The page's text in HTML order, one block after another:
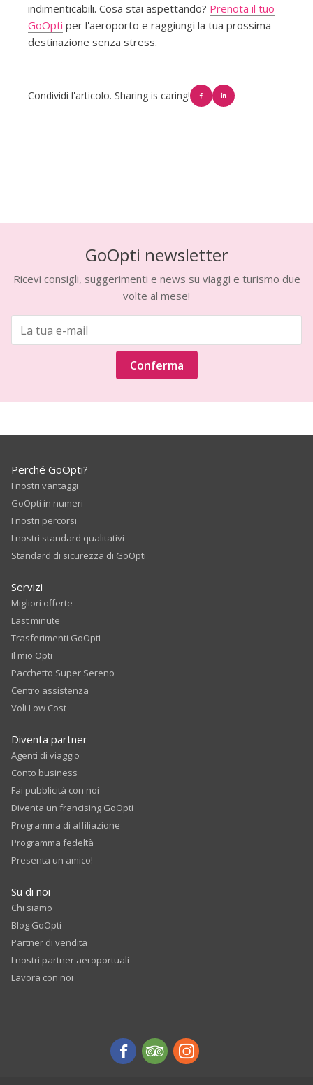
indimenticabili. Cosa stai aspettando? Prenota il tuo
GoOpti per l'aeroporto e raggiungi la tua prossima
destinazione senza stress.
Condividi l'articolo. Sharing is caring!
GoOpti newsletter
Ricevi consigli, suggerimenti e news su viaggi e turismo due
volte al mese!
Conferma
Perché GoOpti?
I nostri vantaggi
GoOpti in numeri
I nostri percorsi
I nostri standard qualitativi
Standard di sicurezza di GoOpti
Servizi
Migliori offerte
Last minute
Trasferimenti GoOpti
Il mio Opti
Pacchetto Super Sereno
Centro assistenza
Voli Low Cost
Diventa partner
Agenti di viaggio
Conto business
Fai pubblicità con noi
Diventa un francising GoOpti
Programma di affiliazione
Programma fedeltà
Presenta un amico!
Su di noi
Chi siamo
Blog GoOpti
Partner di vendita
I nostri partner aeroportuali
Lavora con noi